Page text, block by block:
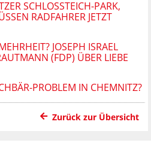
SCHLOSSTEICH-PARK, A
RADFAHRER JETZT A
JOSEPH ISRAEL
(FDP) ÜBER LIEBE
PROBLEM IN CHEMNITZ?
Zurück zur Übersicht